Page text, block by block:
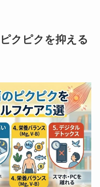
クピクを抑える